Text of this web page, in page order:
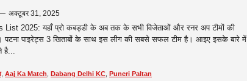
अक्टूबर 31, 2025
List 2025: यहाँ प्रो कबड्डी के अब तक के सभी विजेताओं और रनर अप टीमों की
पटना पाइरेट्स 3 खिताबों के साथ इस लीग की सबसे सफल टीम है। आइए इसके बारे में
है...
, Aaj Ka Match Dabang Delhi KC Puneri Paltan